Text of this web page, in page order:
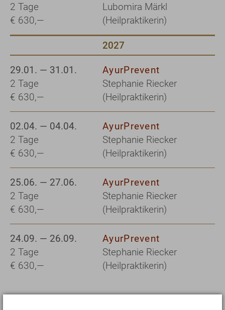
2 Tage
€ 630,—
Lubomira Märkl
(Heilpraktikerin)
2027
29.01. — 31.01.
2 Tage
€ 630,—
AyurPrevent
Stephanie Riecker
(Heilpraktikerin)
02.04. — 04.04.
2 Tage
€ 630,—
AyurPrevent
Stephanie Riecker
(Heilpraktikerin)
25.06. — 27.06.
2 Tage
€ 630,—
AyurPrevent
Stephanie Riecker
(Heilpraktikerin)
24.09. — 26.09.
2 Tage
€ 630,—
AyurPrevent
Stephanie Riecker
(Heilpraktikerin)